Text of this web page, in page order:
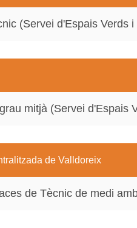
(Servei d'Espais Verds
mitjà (Servei d'Espais
de Valldoreix
de Tècnic de medi